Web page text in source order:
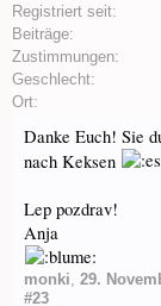
Registriert seit:
Beiträge:
Zustimmungen:
Geschlecht:
Ort:
Danke Euch! Sie
nach Keksen
Lep pozdrav!
Anja
monki, 29.
#23